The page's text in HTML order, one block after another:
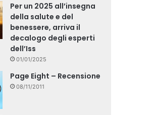
Per un 2025 all’insegna
della salute e del
benessere, arriva il
decalogo degli esperti
dell’Iss
01/01/2025
Page Eight – Recensione
08/11/2011